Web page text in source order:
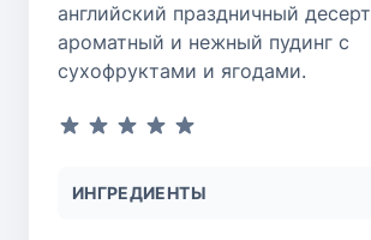
английский праздничный
ароматный и нежный пудинг с
сухофруктами и ягодами.
ИНГРЕДИЕНТЫ